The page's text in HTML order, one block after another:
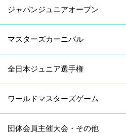
ジャパンジュニアオープン
マスターズカーニバル
全日本ジュニア選手権
ワールドマスターズゲーム
団体会員主催大会・その他